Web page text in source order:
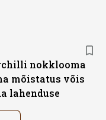
nokklooma
mõistatus võis
lahenduse